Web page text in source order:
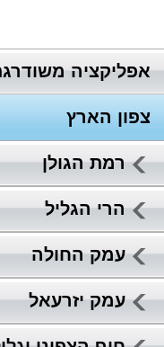
אפליקציה
צפון הארץ
רמת הגולן
הרי הגליל
עמק החולה
עמק יזרעאל